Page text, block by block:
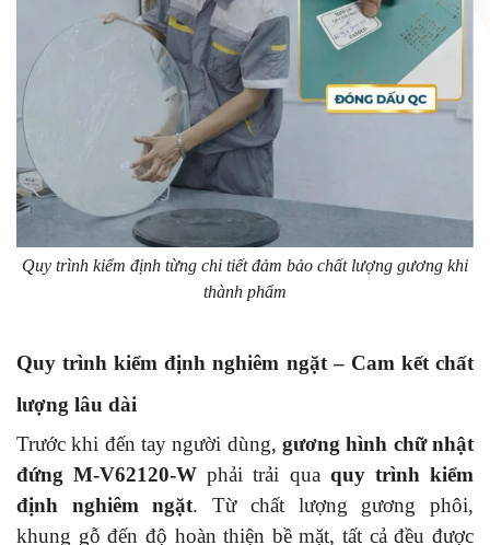
Quy trình kiểm định từng chi tiết đảm bảo chất lượng gương khi
thành phẩm
Quy trình kiểm định nghiêm ngặt – Cam kết chất
lượng lâu dài
Trước khi đến tay người dùng, gương hình chữ nhật
đứng M-V62120-W phải trải qua quy trình kiểm
định nghiêm ngặt. Từ chất lượng gương phôi,
khung gỗ đến độ hoàn thiện bề mặt, tất cả đều được